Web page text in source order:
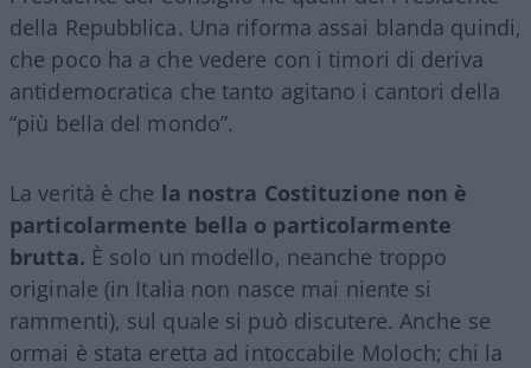
della Repubblica. Una riforma assai blanda quindi,
che poco ha a che vedere con i timori di deriva
antidemocratica che tanto agitano i cantori della
“più bella del mondo”.
La verità è che la nostra Costituzione non è
particolarmente bella o particolarmente
brutta. È solo un modello, neanche troppo
originale (in Italia non nasce mai niente si
rammenti), sul quale si può discutere. Anche se
ormai è stata eretta ad intoccabile Moloch; chi la